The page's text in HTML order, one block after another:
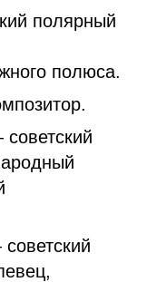
полярный
полюса.